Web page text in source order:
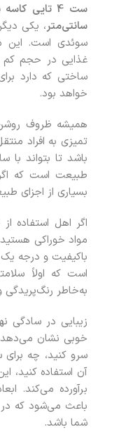
سانتی‌متر، یکی
سوئدی است. این
غذایی در حجم
ساختی که دارد
خواهد بود.
همیشه ظروف
تمیزی به افراد
باشد تا بتواند
طبیعت است که
بسیاری از اجزای
اگر اهل استفاده
مواد خوراکی
باکیفیت و درجه یک
است که اولاً
به‌خاطر رنگ‌پریدگی
زیبایی در سادگی
خوبی نشان
سرو کنید، چه برای
آن استفاده کنید،
برآورده می‌کند.
باعث می‌شود که در
شما باشد.